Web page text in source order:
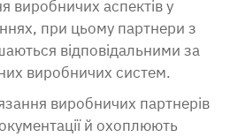
виробничих аспектів у
при цьому партнери з
відповідальними за
виробничих систем.
виробничих партнерів
й охоплюють